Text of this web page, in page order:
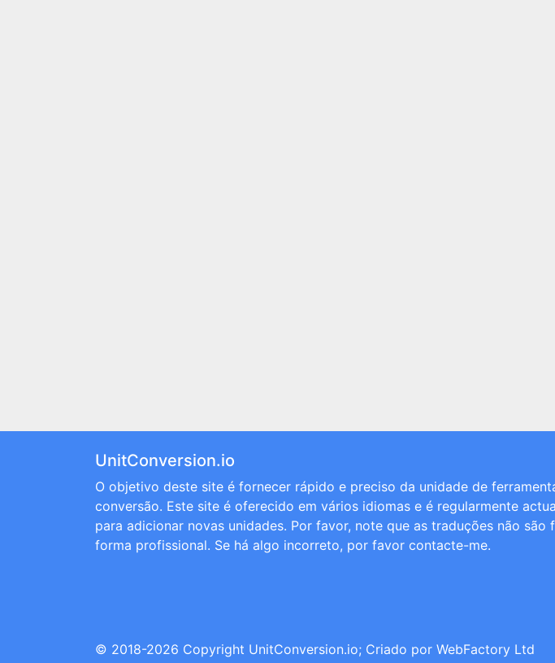
UnitConversion.io
O objetivo deste site é fornecer rápido e preciso da unidade de
conversão. Este site é oferecido em vários idiomas e é regularmente
para adicionar novas unidades. Por favor, note que as traduções não são
forma profissional. Se há algo incorreto, por favor contacte-me.
© 2018-2026 Copyright UnitConversion.io; Criado por WebFactory Ltd